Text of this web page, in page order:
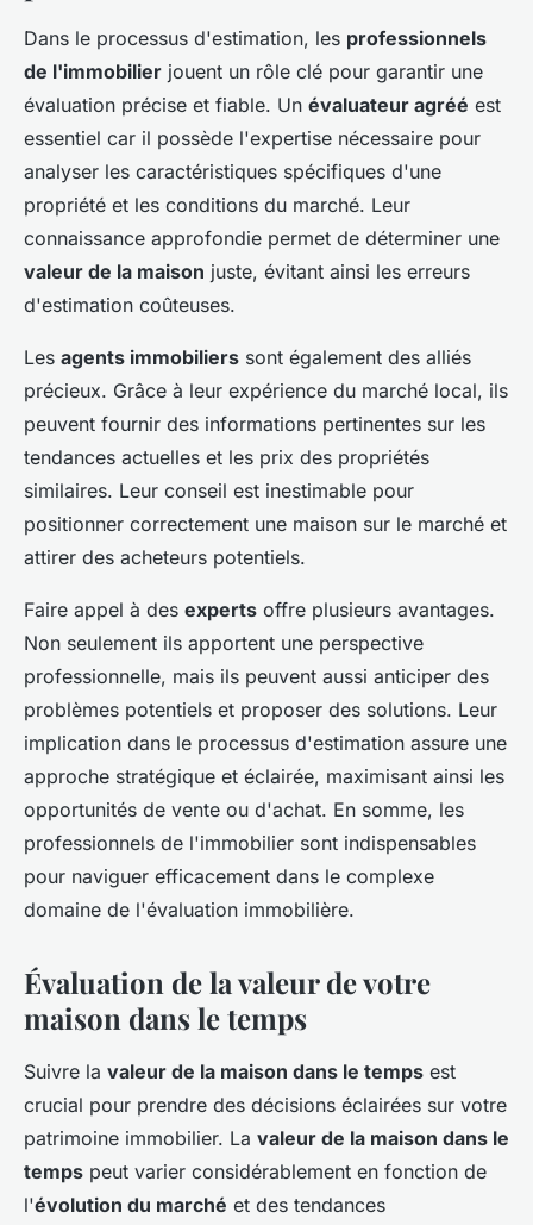
Dans le processus d'estimation, les professionnels
de l'immobilier jouent un rôle clé pour garantir une
évaluation précise et fiable. Un évaluateur agréé est
essentiel car il possède l'expertise nécessaire pour
analyser les caractéristiques spécifiques d'une
propriété et les conditions du marché. Leur
connaissance approfondie permet de déterminer une
valeur de la maison juste, évitant ainsi les erreurs
d'estimation coûteuses.
Les agents immobiliers sont également des alliés
précieux. Grâce à leur expérience du marché local, ils
peuvent fournir des informations pertinentes sur les
tendances actuelles et les prix des propriétés
similaires. Leur conseil est inestimable pour
positionner correctement une maison sur le marché et
attirer des acheteurs potentiels.
Faire appel à des experts offre plusieurs avantages.
Non seulement ils apportent une perspective
professionnelle, mais ils peuvent aussi anticiper des
problèmes potentiels et proposer des solutions. Leur
implication dans le processus d'estimation assure une
approche stratégique et éclairée, maximisant ainsi les
opportunités de vente ou d'achat. En somme, les
professionnels de l'immobilier sont indispensables
pour naviguer efficacement dans le complexe
domaine de l'évaluation immobilière.
Évaluation de la valeur de votre
maison dans le temps
Suivre la valeur de la maison dans le temps est
crucial pour prendre des décisions éclairées sur votre
patrimoine immobilier. La valeur de la maison dans le
temps peut varier considérablement en fonction de
l'évolution du marché et des tendances